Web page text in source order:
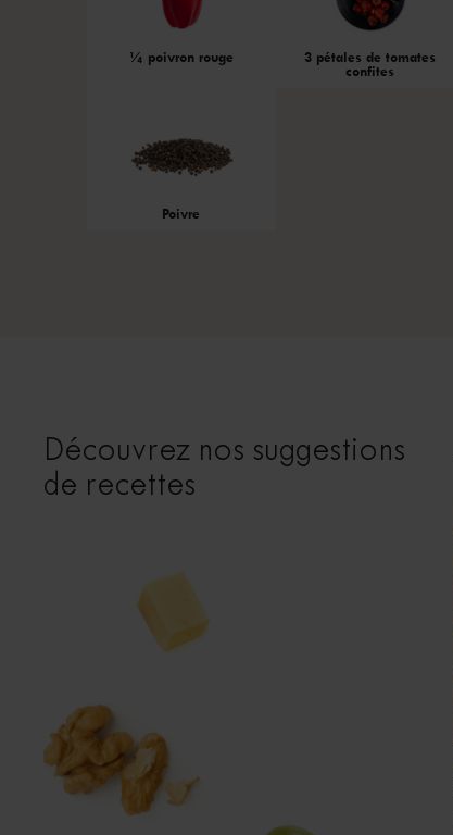
¼ poivron rouge
3 pétales de tomates
confites
Poivre
Découvrez nos suggestions
de recettes